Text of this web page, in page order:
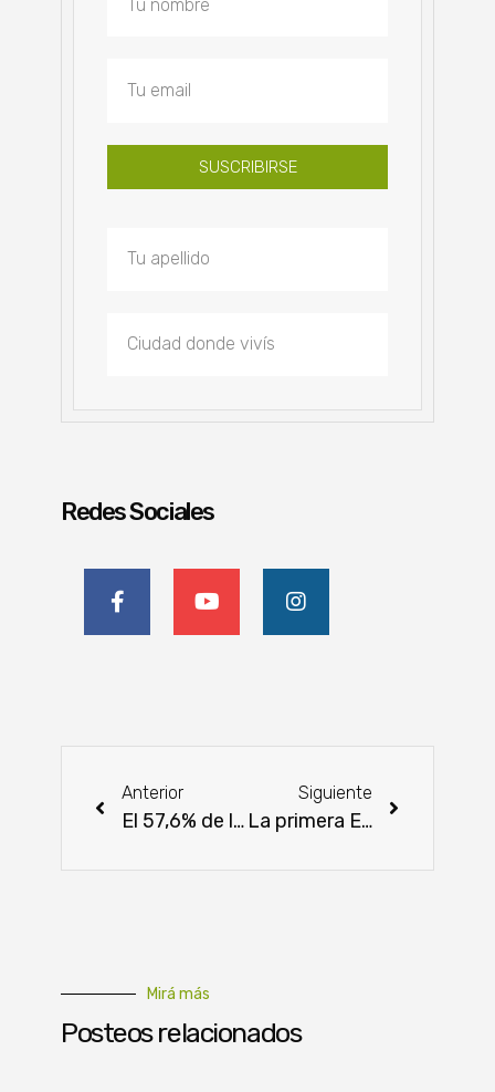
SUSCRIBIRSE
Redes Sociales
Anterior
El 57,6% de los envíos fueron al Brasil y la Argentina
Siguiente
La primera Escuela Mipymes (EMI) abre sus puertas en febrero
Mirá más
Posteos relacionados